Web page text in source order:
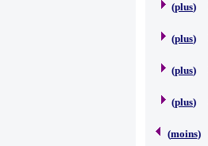
(plus)
(plus)
(plus)
(plus)
(moins)